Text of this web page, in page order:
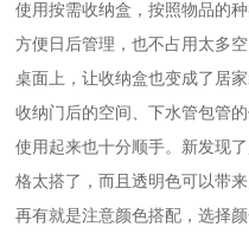
使用按需收纳盒，按照物品的
方便日后管理，也不占用太多
桌面上，让收纳盒也变成了居家
收纳门后的空间、下水管包管
使用起来也十分顺手。新发现
格太搭了 ，而且透明色可以带
再有就是注意颜色搭配 ，选择